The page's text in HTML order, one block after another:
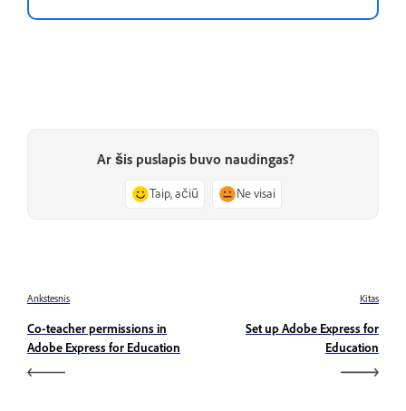
Ar šis puslapis buvo naudingas?
Taip, ačiū Ne visai
Ankstesnis
Co-teacher permissions in
Adobe Express for Education
Kitas
Set up Adobe Express for
Education